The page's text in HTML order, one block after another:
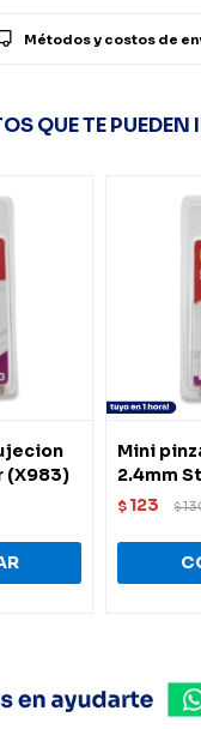
Métodos y costos de
QUE TE PUEDEN
(X983)
Mini
2.4mm
$ 123 $